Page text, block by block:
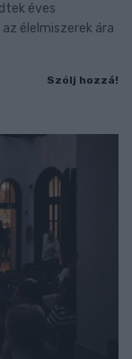
éves
élelmiszerek ára
Szólj hozzá!